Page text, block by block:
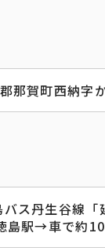
那賀町西納字
バス丹生谷線
島駅→車で約